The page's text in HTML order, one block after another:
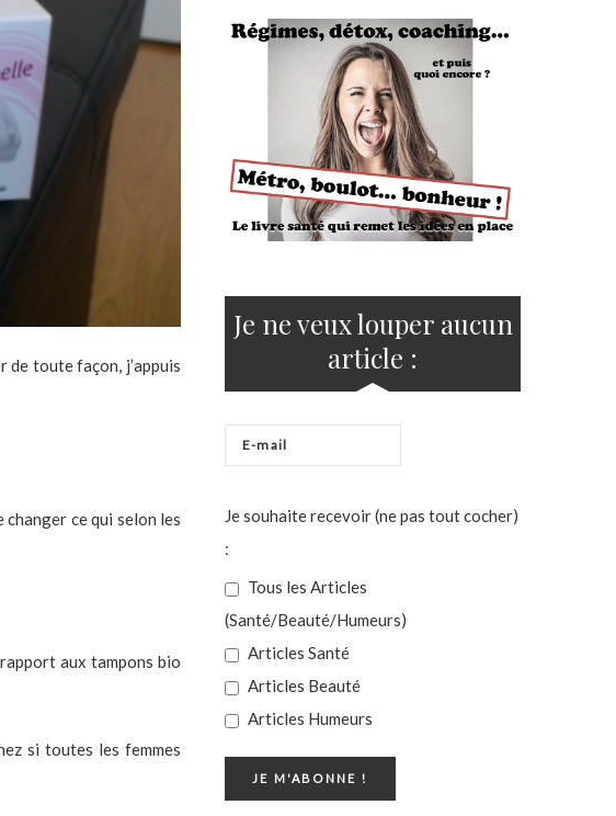
de toute façon, j’appuis
ce qui selon les
aux tampons bio
si toutes les femmes
Je ne veux louper aucun
article :
Je souhaite recevoir (ne pas tout cocher)
:
Tous les Articles
(Santé/Beauté/Humeurs)
Articles Santé
Articles Beauté
Articles Humeurs